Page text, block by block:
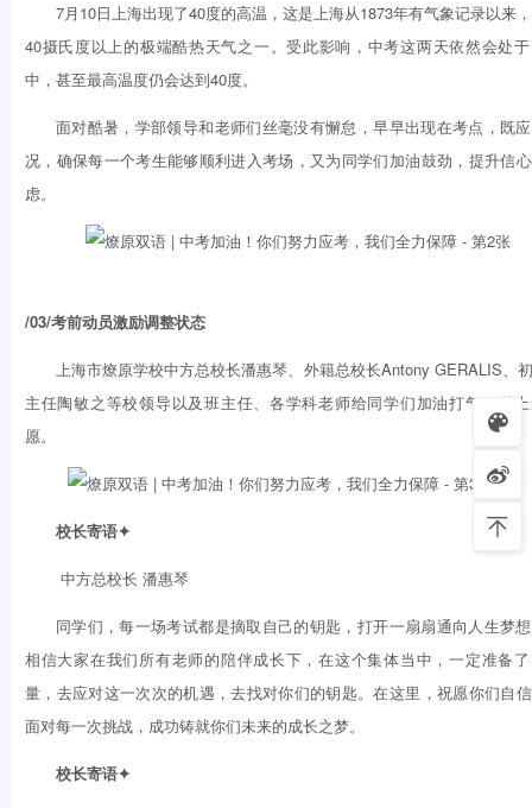
7月10日上海出现了40度的高温，这是上海从1873年有气象记录以来
40摄氏度以上的极端酷热天气之一。受此影响，中考这两天依然会处
中，甚至最高温度仍会达到40度。
面对酷暑，学部领导和老师们丝毫没有懈怠，早早出现在考点，既
况，确保每一个考生能够顺利进入考场，又为同学们加油鼓劲，提升信
虑。
/03/考前动员激励调整状态
上海市燎原学校中方总校长潘惠琴、外籍总校长Antony GERALIS、
主任陶敏之等校领导以及班主任、各学科老师给同学们加油打气，送
愿。
校长寄语✦
中方总校长 潘惠琴
同学们，每一场考试都是摘取自己的钥匙，打开一扇扇通向人生梦
相信大家在我们所有老师的陪伴成长下，在这个集体当中，一定准备
量，去应对这一次次的机遇，去找对你们的钥匙。在这里，祝愿你们自
面对每一次挑战，成功铸就你们未来的成长之梦。
校长寄语✦